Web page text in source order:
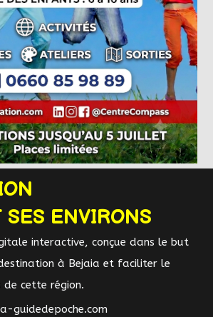
SES ENVIRONS
interactive, conçue dans le but
à Bejaia et faciliter le
de cette région.
guidedepoche.com